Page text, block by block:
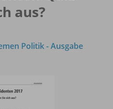
aus?
Politik - Ausgabe